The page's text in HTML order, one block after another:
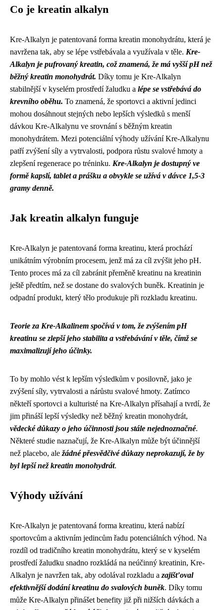
Co je kreatin alkalyn
Kre-Alkalyn je patentovaná forma kreatin monohydrátu, která je
navržena tak, aby se lépe vstřebávala a využívala v těle. Kre-
Alkalyn je pufrovaný kreatin, což znamená, že má vyšší pH než
běžný kreatin monohydrát. Díky tomu je Kre-Alkalyn
stabilnější v kyselém prostředí žaludku a lépe se vstřebává do
krevního oběhu. To znamená, že sportovci a aktivní jedinci
mohou dosáhnout stejných nebo lepších výsledků s menší
dávkou Kre-Alkalynu ve srovnání s běžným kreatin
monohydrátem. Mezi potenciální výhody užívání Kre-Alkalynu
patří zvýšení síly a vytrvalosti, podpora růstu svalové hmoty a
zlepšení regenerace po tréninku. Kre-Alkalyn je dostupný ve
formě kapslí, tablet a prášku a obvykle se užívá v dávce 1,5-3
gramy denně.
Jak kreatin alkalyn funguje
Kre-Alkalyn je patentovaná forma kreatinu, která prochází
unikátním výrobním procesem, jenž má za cíl zvýšit jeho pH.
Tento proces má za cíl zabránit přeměně kreatinu na kreatinin
ještě předtím, než se dostane do svalových buněk. Kreatinin je
odpadní produkt, který tělo produkuje při rozkladu kreatinu.
Teorie za Kre-Alkalinem spočívá v tom, že zvýšením pH
kreatinu se zlepší jeho stabilita a vstřebávání v těle, čímž se
maximalizují jeho účinky.
To by mohlo vést k lepším výsledkům v posilovně, jako je
zvýšení síly, vytrvalosti a nárůstu svalové hmoty. Zatímco
někteří sportovci a kulturisté na Kre-Alkalyn přísahají a tvrdí, že
jim přináší lepší výsledky než běžný kreatin monohydrát,
vědecké důkazy o jeho účinnosti jsou stále nejednoznačné.
Některé studie naznačují, že Kre-Alkalyn může být účinnější
než placebo, ale žádné přesvědčivé důkazy neprokazují, že by
byl lepší než kreatin monohydrát.
Výhody užívání
Kre-Alkalyn je patentovaná forma kreatinu, která nabízí
sportovcům a aktivním jedincům řadu potenciálních výhod. Na
rozdíl od tradičního kreatin monohydrátu, který se v kyselém
prostředí žaludku snadno rozkládá na neúčinný kreatinin, Kre-
Alkalyn je navržen tak, aby odolával rozkladu a zajišťoval
efektivnější dodání kreatinu do svalových buněk. Díky tomu
může Kre-Alkalyn přinášet benefity již při nižších dávkách a